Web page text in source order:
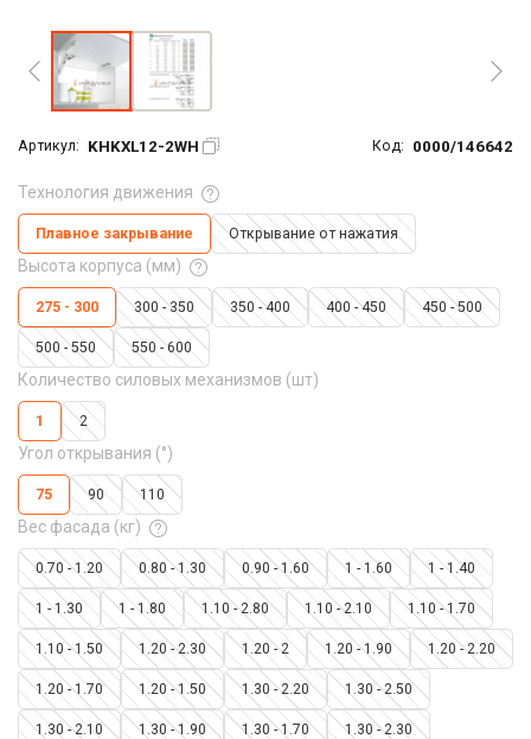
Артикул: KHKXL12-2WH Код: 0000/146642
Технология движения
Плавное закрывание Открывание от нажатия
Высота корпуса (мм)
275 - 300 300 - 350 350 - 400 400 - 450 450 - 500
500 - 550 550 - 600
Количество силовых механизмов (шт)
1 2
Угол открывания (°)
75 90 110
Вес фасада (кг)
0.70 - 1.20 0.80 - 1.30 0.90 - 1.60 1 - 1.60 1 - 1.40
1 - 1.30 1 - 1.80 1.10 - 2.80 1.10 - 2.10 1.10 - 1.70
1.10 - 1.50 1.20 - 2.30 1.20 - 2 1.20 - 1.90 1.20 - 2.20
1.20 - 1.70 1.20 - 1.50 1.30 - 2.20 1.30 - 2.50
1.30 - 2.10 1.30 - 1.90 1.30 - 1.70 1.30 - 2.30